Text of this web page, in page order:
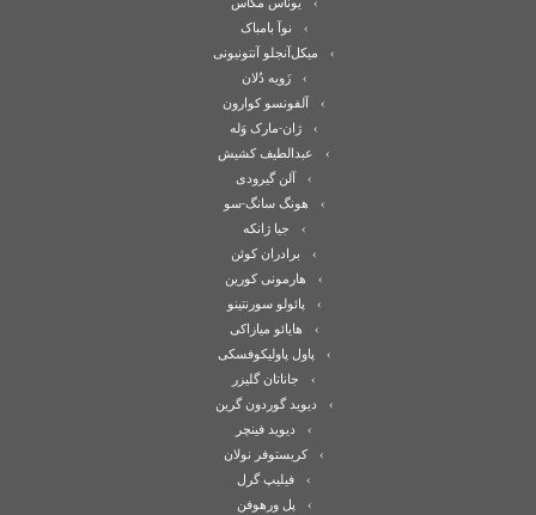
نوآ بامباک
میکل‌آنجلو آنتونیونی
زَویه دُلان
آلفونسو کوارون
ژان-مارک وَله
عبدالطیف کشیش
آلن گیرودی
هونگ سانگ-سو
جیا ژانکه
برادران کوئن
هارمونی کورین
پائولو سورنتینو
هایائو میازاکی
پاول پاولیکوفسکی
جاناتان گلیزر
دیوید گوردون گرین
دیوید فینچر
کریستوفر نولان
فیلیپ گرل
پل ورهوفن